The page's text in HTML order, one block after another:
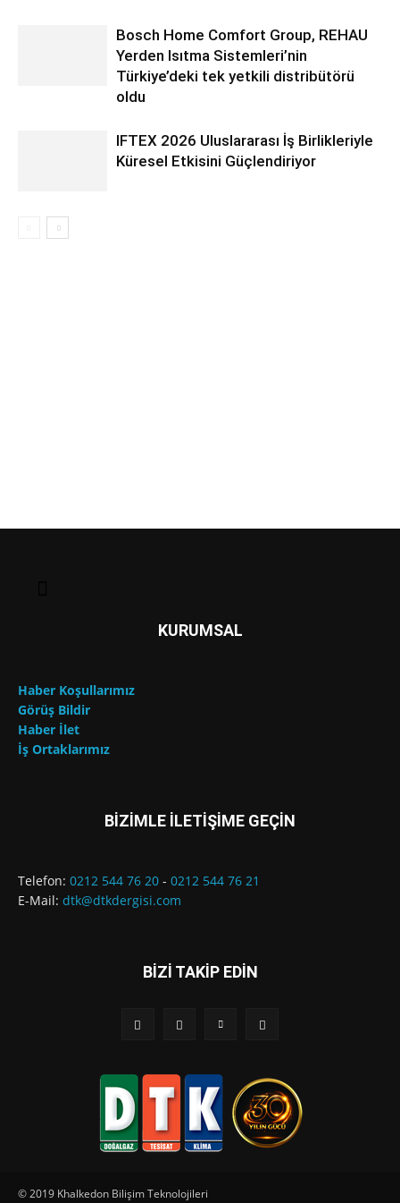
Bosch Home Comfort Group, REHAU
Yerden Isıtma Sistemleri’nin
Türkiye’deki tek yetkili distribütörü
oldu
IFTEX 2026 Uluslararası İş Birlikleriyle
Küresel Etkisini Güçlendiriyor
KURUMSAL
Haber Koşullarımız
Görüş Bildir
Haber İlet
İş Ortaklarımız
BİZİMLE İLETİŞİME GEÇİN
Telefon: 0212 544 76 20 - 0212 544 76 21
E-Mail: dtk@dtkdergisi.com
BİZİ TAKİP EDİN
© 2019 Khalkedon Bilişim Teknolojileri